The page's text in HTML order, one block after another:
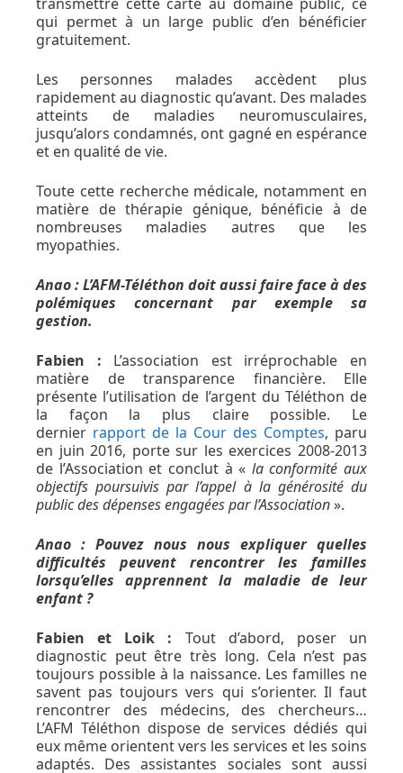
qui permet à un large public d’en bénéficier
gratuitement.
Les personnes malades accèdent plus
rapidement au diagnostic qu’avant. Des malades
atteints de maladies neuromusculaires,
jusqu’alors condamnés, ont gagné en espérance
et en qualité de vie.
Toute cette recherche médicale, notamment en
matière de thérapie génique, bénéficie à de
nombreuses maladies autres que les
myopathies.
Anao : L’AFM-Téléthon doit aussi faire face à des
polémiques concernant par exemple sa
gestion.
Fabien : L’association est irréprochable en
matière de transparence financière. Elle
présente l’utilisation de l’argent du Téléthon de
la façon la plus claire possible. Le
dernier rapport de la Cour des Comptes, paru
en juin 2016, porte sur les exercices 2008-2013
de l’Association et conclut à « la conformité aux
objectifs poursuivis par l’appel à la générosité du
public des dépenses engagées par l’Association».
Anao : Pouvez nous nous expliquer quelles
difficultés peuvent rencontrer les familles
lorsqu’elles apprennent la maladie de leur
enfant ?
Fabien et Loik : Tout d’abord, poser un
diagnostic peut être très long. Cela n’est pas
toujours possible à la naissance. Les familles ne
savent pas toujours vers qui s’orienter. Il faut
rencontrer des médecins, des chercheurs…
L’AFM Téléthon dispose de services dédiés qui
eux même orientent vers les services et les soins
adaptés. Des assistantes sociales sont aussi